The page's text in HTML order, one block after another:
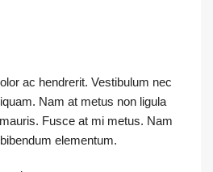
ac hendrerit. Vestibulum nec
Nam at metus non ligula
Fusce at mi metus. Nam
elementum.